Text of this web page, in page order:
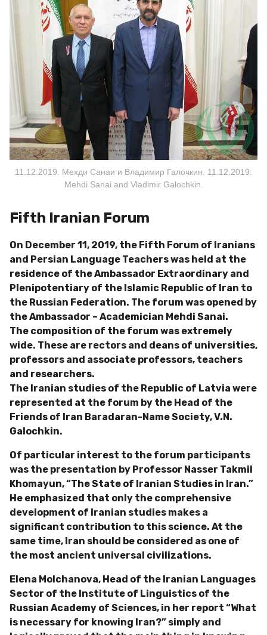
11.12.2019. Мехди Санаи и Владимир Галочкин. 11.12.2019.
Mehdi Sanai and Vladimir Galochkin.
Fifth Iranian Forum
On December 11, 2019, the Fifth Forum of Iranians
and Persian Language Teachers was held at the
residence of the Ambassador Extraordinary and
Plenipotentiary of the Islamic Republic of Iran to
the Russian Federation. The forum was opened by
the Ambassador – Academician Mehdi Sanai.
The composition of the forum was extremely
wide. These are rectors and deans of universities,
professors and associate professors, teachers
and researchers.
The Iranian studies of the Republic of Latvia were
represented at the forum by the Head of the
Friends of Iran Baradaran-Name Society, V.N.
Galochkin.
Of particular interest to the forum participants
was the presentation by Professor Nasser Takmil
Khomayun, “The State of Iranian Studies in Iran.”
He emphasized that only the comprehensive
development of Iranian studies makes a
significant contribution to this science. At the
same time, Iran should be considered as one of
the most ancient universal civilizations.
Elena Molchanova, Head of the Iranian Languages ​​
Sector of the Institute of Linguistics of the
Russian Academy of Sciences, in her report “What
is necessary for knowing Iran?” simply and